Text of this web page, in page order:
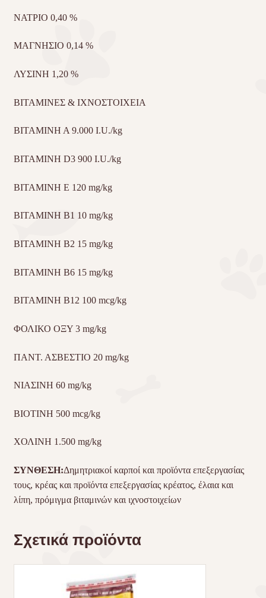
ΝΑΤΡΙΟ 0,40 %
ΜΑΓΝΗΣΙΟ 0,14 %
ΛΥΣΙΝΗ 1,20 %
ΒΙΤΑΜΙΝΕΣ & ΙΧΝΟΣΤΟΙΧΕΙΑ
BITAMINH A 9.000 I.U./kg
BITAMINH D3 900 I.U./kg
BITAMINH E 120 mg/kg
BITAMINH B1 10 mg/kg
BITAMINH B2 15 mg/kg
BITAMINH B6 15 mg/kg
BITAMINH B12 100 mcg/kg
ΦΟΛΙΚΟ ΟΞΥ 3 mg/kg
ΠΑΝΤ. ΑΣΒΕΣΤΙΟ 20 mg/kg
ΝΙΑΣΙΝΗ 60 mg/kg
ΒΙΟΤΙΝΗ 500 mcg/kg
ΧΟΛΙΝΗ 1.500 mg/kg
ΣΥΝΘΕΣΗ:Δημητριακοί καρποί και προϊόντα επεξεργασίας
τους, κρέας και προϊόντα επεξεργασίας κρέατος, έλαια και
λίπη, πρόμιγμα βιταμινών και ιχνοστοιχείων
Σχετικά προϊόντα